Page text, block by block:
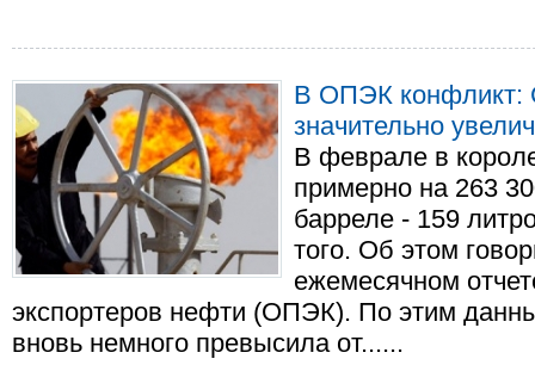
В ОПЭК конфликт:
значительно
В феврале в
примерно на 263
барреле - 159
того. Об этом
ежемесячном
экспортеров нефти (ОПЭК). По этим
вновь немного превысила от......